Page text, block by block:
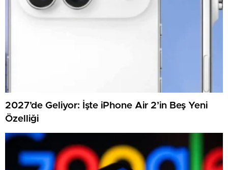
2027’de Geliyor: İşte iPhone Air 2’in Beş Yeni
Özelliği